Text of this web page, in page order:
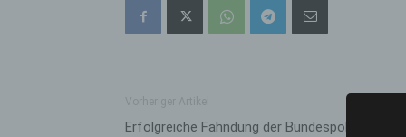
Erfolgreiche Fahndung der Bundespolizei